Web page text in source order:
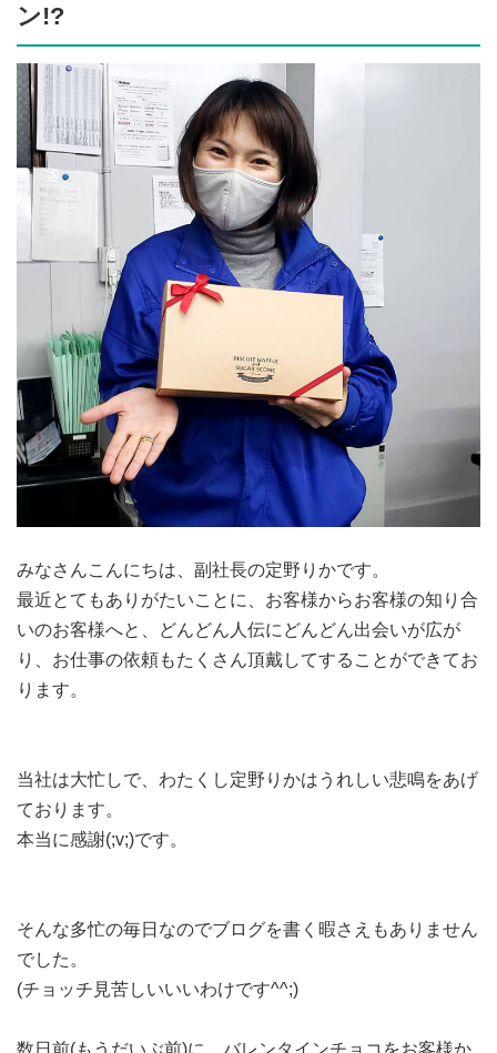
ン!?
みなさんこんにちは、副社長の定野りかです。
最近とてもありがたいことに、お客様からお客様の知り合
いのお客様へと、どんどん人伝にどんどん出会いが広が
り、お仕事の依頼もたくさん頂戴してすることができてお
ります。
当社は大忙しで、わたくし定野りかはうれしい悲鳴をあげ
ております。
本当に感謝(;v;)です。
そんな多忙の毎日なのでブログを書く暇さえもありません
でした。
(チョッチ見苦しいいいわけです^^;)